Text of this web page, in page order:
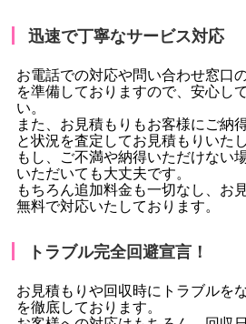
迅速で丁寧なサービス対応
お電話での対応や問い合わせ窓口
を準備しておりますので、安心し
い。
また、お見積もりもお客様にご納
と状況を査定してお見積もりいた
もし、ご不満や納得いただけない
いただいても大丈夫です。
もちろん追加料金も一切なし、お
無料で対応いたしております。
トラブル完全回避宣言！
お見積もりや回収時にトラブルを
を徹底しております。